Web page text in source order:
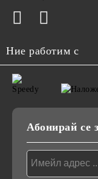
Ние работим с
Абонирай се